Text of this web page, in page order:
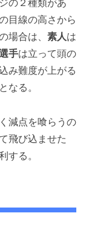
目線の高さから
場合は、 素人は
手は立って頭の
み難度が上がる
なる。
減点を喰らうの
飛び込ませた
する。